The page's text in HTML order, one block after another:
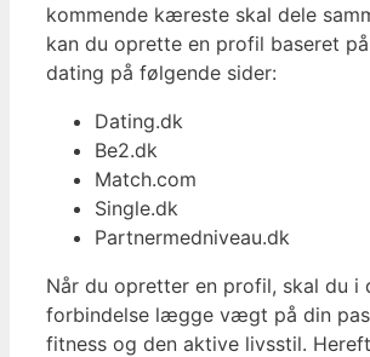
kommende kæreste skal dele
kan du oprette en profil baseret
dating på følgende sider:
Dating.dk
Be2.dk
Match.com
Single.dk
Partnermedniveau.dk
Når du opretter en profil, skal du i
forbindelse lægge vægt på din
fitness og den aktive livsstil.